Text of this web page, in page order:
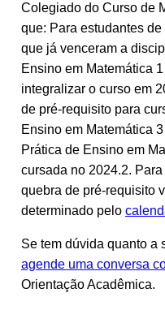
Colegiado do Curso de
que: Para estudantes
que já venceram a
Ensino em Matemática
integralizar o curso em
de pré-requisito para
Ensino em Matemática
Prática de Ensino em
cursada no 2024.2.
quebra de pré-requisito
determinado pelo
Se tem dúvida quanto a
agende uma conversa
Orientação Acadêmica.